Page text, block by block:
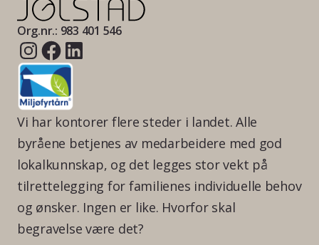
Org.nr.: 983 401 546
Vi har kontorer flere steder i landet. Alle
byråene betjenes av medarbeidere med god
lokalkunnskap, og det legges stor vekt på
tilrettelegging for familienes individuelle behov
og ønsker. Ingen er like. Hvorfor skal
begravelse være det?